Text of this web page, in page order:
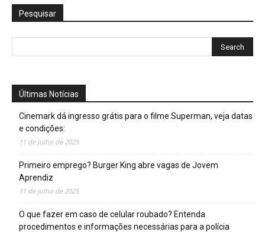
Pesquisar
Últimas Notícias
Cinemark dá ingresso grátis para o filme Superman, veja datas
e condições:
11 de julho de 2025
Primeiro emprego? Burger King abre vagas de Jovem
Aprendiz
11 de julho de 2025
O que fazer em caso de celular roubado? Entenda
procedimentos e informações necessárias para a polícia